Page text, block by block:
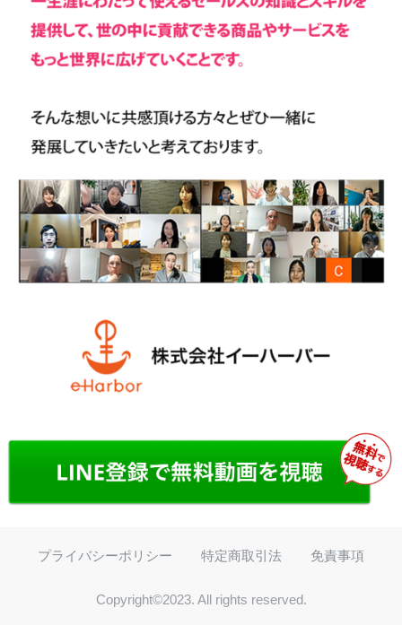
プライバシーポリシー 特定商取引法 免責事項
Copyright©2023. All rights reserved.